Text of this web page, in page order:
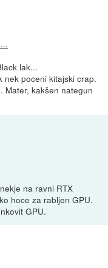
lak...
nek poceni kitajski crap.
Mater, kakšen nategun
na ravni RTX
hoce za rabljen GPU.
GPU.